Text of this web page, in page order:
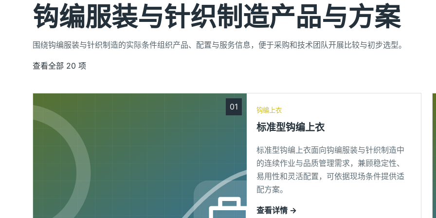
钩编服装与针织制造产品与方案
围绕钩编服装与针织制造的实际条件组织产品、配置与服务信息，便于采购和技术团队开展比较与初步选型。
查看全部 20 项
01 钩编上衣
标准型钩编上衣
标准型钩编上衣面向钩编服装与针织制造中
的连续作业与品质管理需求，兼顾稳定性、
易用性和灵活配置，可依据现场条件提供适
配方案。
查看详情 →